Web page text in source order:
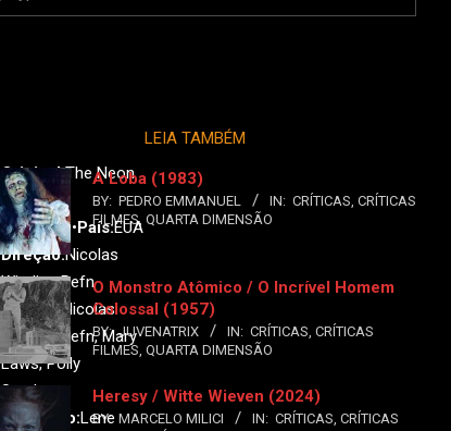
Original:The Neon
Demon
Ano:2016•País:EUA
Direção:Nicolas
Winding Refn
Roteiro:Nicolas
Winding Refn, Mary
Laws, Polly
Stenham
Produção:Lene
LEIA TAMBÉM
A Loba (1983)
BY: PEDRO EMMANUEL IN: CRÍTICAS, CRÍTICAS
FILMES, QUARTA DIMENSÃO
O Monstro Atômico / O Incrível Homem
Colossal (1957)
BY: JUVENATRIX IN: CRÍTICAS, CRÍTICAS
FILMES, QUARTA DIMENSÃO
Heresy / Witte Wieven (2024)
BY: MARCELO MILICI IN: CRÍTICAS, CRÍTICAS